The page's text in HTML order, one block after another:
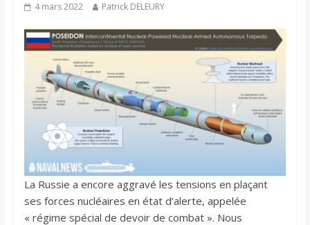
4 mars 2022 Patrick DELEURY
La Russie a encore aggravé les tensions en plaçant
ses forces nucléaires en état d’alerte, appelée
« régime spécial de devoir de combat ». Nous